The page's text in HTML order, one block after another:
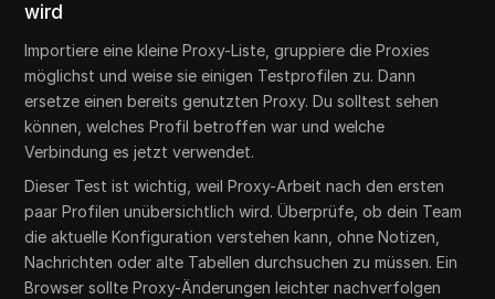
wird
Importiere eine kleine Proxy-Liste, gruppiere die Proxies
möglichst und weise sie einigen Testprofilen zu. Dann
ersetze einen bereits genutzten Proxy. Du solltest sehen
können, welches Profil betroffen war und welche
Verbindung es jetzt verwendet.
Dieser Test ist wichtig, weil Proxy-Arbeit nach den ersten
paar Profilen unübersichtlich wird. Überprüfe, ob dein Team
die aktuelle Konfiguration verstehen kann, ohne Notizen,
Nachrichten oder alte Tabellen durchsuchen zu müssen. Ein
Browser sollte Proxy-Änderungen leichter nachverfolgen